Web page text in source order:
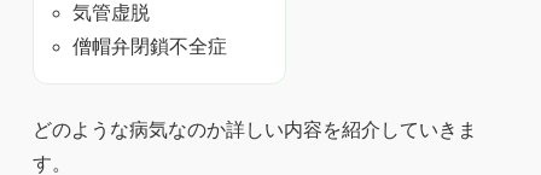
気管虚脱
僧帽弁閉鎖不全症
どのような病気なのか詳しい内容を紹介していきま
す。